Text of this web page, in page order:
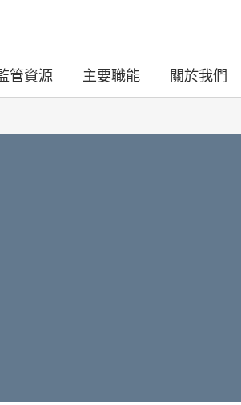
管資源 主要職能 關於我們